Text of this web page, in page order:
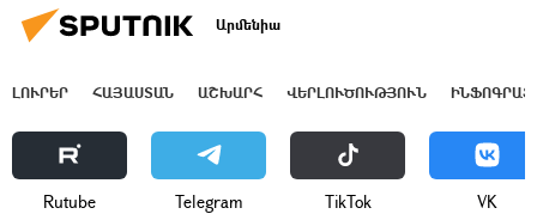
Արմենիա
ԼՈՒՐԵՐ ՀԱՅԱՍՏԱՆ ԱՇԽԱՐՀ ՎԵՐԼՈՒԾՈՒԹՅՈՒՆ
Rutube Telegram ТikТоk VK